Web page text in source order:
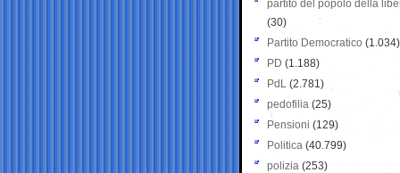
partito del popolo della
(30)
Partito Democratico (1.034)
PD (1.188)
PdL (2.781)
pedofilia (25)
Pensioni (129)
Politica (40.799)
polizia (253)